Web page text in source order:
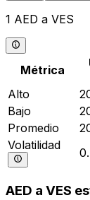
1 AED a VES
Métrica
Alto
Bajo
Promedio
Volatilidad
AED a VES